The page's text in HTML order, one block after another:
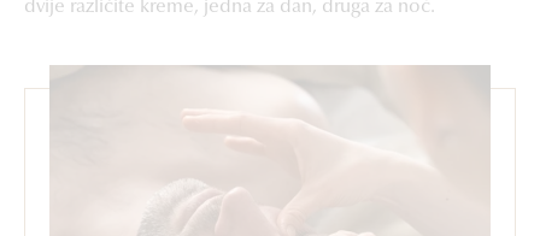
dvije različite kreme, jedna za dan, druga za noć.